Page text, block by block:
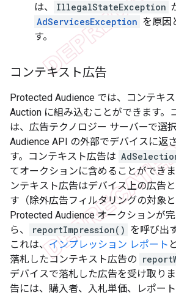
は、
IllegalStateException
AdServicesException を原因
す。
コンテキスト広告
Protected Audience では、コンテキ
Auction に組み込むことができます。
は、広告テクノロジー サーバーで選
Audience API の外部でデバイスに返
す。コンテキスト広告は
てオークションに含めることができ
ンテキスト広告はデバイス上の広告
す（除外広告フィルタリングの対象と
Protected Audience オークションが
ら、
reportImpression() を呼び出
これは、インプレッション レポート
落札したコンテキスト広告の
デバイスで落札した広告を受け取り
告には、購入者、入札単価、レポー